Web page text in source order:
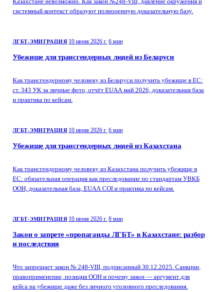
системный контекст образуют полноценную доказательную базу.
ЛГБТ-ЭМИГРАЦИЯ 10 июня 2026 г. 6 мин
Убежище для трансгендерных людей из Беларуси
Как трансгендерному человеку из Беларуси получить убежище в ЕС:
ст. 343 УК за личные фото, отчёт EUAA май 2026, доказательная база
и практика по кейсам.
ЛГБТ-ЭМИГРАЦИЯ 10 июня 2026 г. 6 мин
Убежище для трансгендерных людей из Казахстана
Как трансгендерному человеку из Казахстана получить убежище в
ЕС: обязательная операция как преследование по стандартам УВКБ
ООН, доказательная база, EUAA COI и практика по кейсам.
ЛГБТ-ЭМИГРАЦИЯ 10 июня 2026 г. 8 мин
Закон о запрете «пропаганды ЛГБТ» в Казахстане: разбор
и последствия
Что запрещает закон № 248-VIII, подписанный 30.12.2025. Санкции,
правоприменение, позиция ООН и почему закон — аргумент для
кейса на убежище даже без личного уголовного преследования.